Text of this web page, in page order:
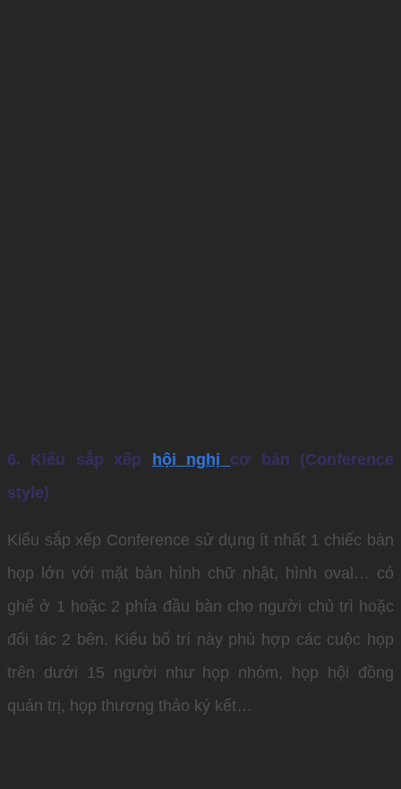
6. Kiểu sắp xếp hội nghị cơ bản (Conference
style)
Kiểu sắp xếp Conference sử dụng ít nhất 1 chiếc bàn
họp lớn với mặt bàn hình chữ nhật, hình oval… có
ghế ở 1 hoặc 2 phía đầu bàn cho người chủ trì hoặc
đối tác 2 bên. Kiểu bố trí này phù hợp các cuộc họp
trên dưới 15 người như họp nhóm, họp hội đồng
quản trị, họp thương thảo ký kết…